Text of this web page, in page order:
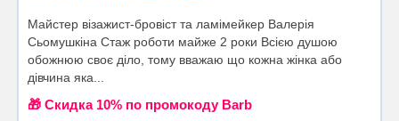
Майстер візажист-бровіст та ламімейкер Валерія
Сьомушкіна Стаж роботи майже 2 роки Всією душою
обожнюю своє діло, тому вважаю що кожна жінка або
дівчина яка...
🎁 Cкидка 10% по промокоду Barb